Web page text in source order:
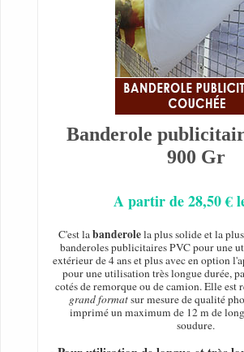
Banderole
900 Gr
A partir de 28,50 €
C'est labanderolela plus solide et la
banderoles publicitaires PVC pour une
extérieur de 4 ans et plus avec en option
pour une utilisation très longue durée,
cotés de remorque ou de camion. Elle est
grand formatsur mesure de qualité
imprimé un maximum de 12 m de
soudure.